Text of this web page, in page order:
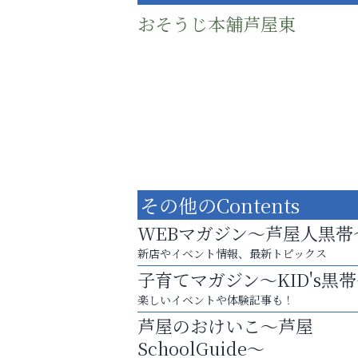
おそうじ本舗芦屋東
梅雨でカビが繁殖する前に！
エアコン掃除は“今”が最適
ラ・ミカ矯正歯科
その他のContents
WEBマガジン～芦屋人黒帯
新店やイベント情報、最新トピックス
子育てマガジン～KID's黒
楽しいイベントや体験記事も！
芦屋のおけいこ～芦屋
SchoolGuide～